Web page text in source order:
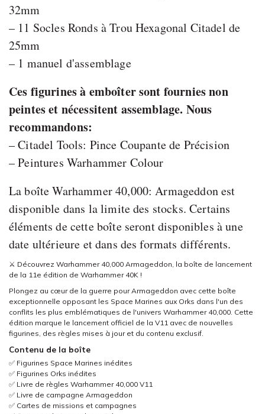
32mm
– 11 Socles Ronds à Trou Hexagonal Citadel de
25mm
– 1 manuel d'assemblage
Ces figurines à emboîter sont fournies non
peintes et nécessitent assemblage. Nous
recommandons:
– Citadel Tools: Pince Coupante de Précision
– Peintures Warhammer Colour
La boîte Warhammer 40,000: Armageddon est
disponible dans la limite des stocks. Certains
éléments de cette boîte seront disponibles à une
date ultérieure et dans des formats différents.
⚔️ Découvrez Warhammer 40,000 Armageddon, la boîte de lancement
de la 11e édition de Warhammer 40K !
Plongez au cœur de la guerre pour Armageddon avec cette boîte
exceptionnelle opposant les Space Marines aux Orks dans l'un des
conflits les plus emblématiques de l'univers Warhammer 40,000. Cette
édition marque le lancement officiel de la V11 avec de nouvelles
figurines, des règles mises à jour et du contenu exclusif.
Contenu de la boîte
✅ Figurines Space Marines inédites
✅ Figurines Orks inédites
✅ Livre de règles Warhammer 40,000 V11
✅ Livre de campagne Armageddon
✅ Cartes de missions et campagnes